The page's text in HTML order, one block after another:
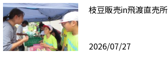
枝豆販売in飛渡直売所
2026/07/27